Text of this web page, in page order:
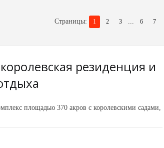
Страницы: 1 2 3 ... 6 7
резиденция и
площадью 370 акров с королевскими садами,